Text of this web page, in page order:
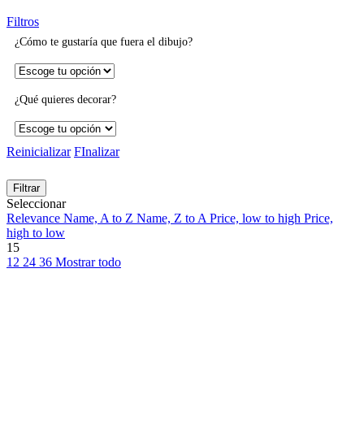
Filtros
¿Cómo te gustaría que fuera el dibujo?
¿Qué quieres decorar?
Reinicializar FInalizar
Filtrar
Seleccionar
Relevance Name, A to Z Name, Z to APrice, low to high Price,
high to low
15
12 24 36 Mostrar todo